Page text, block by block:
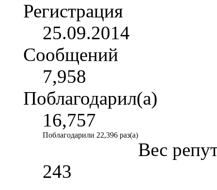
Регистрация
25.09.2014
Сообщений
7,958
Поблагодарил(а)
16,757
Поблагодарили 22,396 раз(а)
Вес
243